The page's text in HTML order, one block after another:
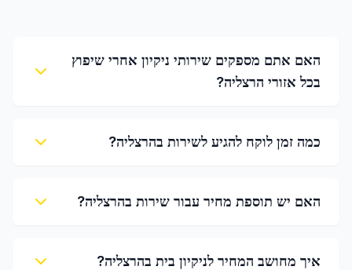
האם אתם מספקים שירותי ניקיון אחרי שיפוץ
בכל אזורי הרצליה?
כמה זמן לוקח להגיע לשירות בהרצליה?
האם יש תוספת מחיר עבור שירות בהרצליה?
איך מחושב המחיר לניקיון בית בהרצליה?